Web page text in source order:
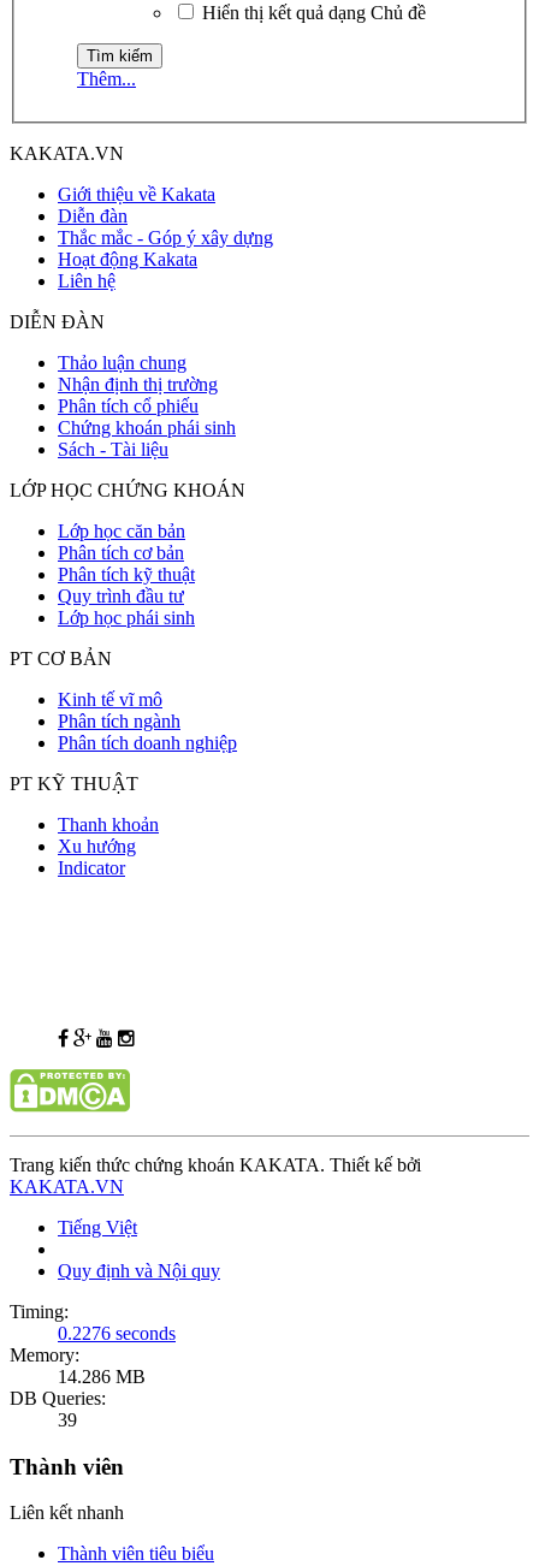
Hiển thị kết quả dạng Chủ đề
Thêm...
KAKATA.VN
Giới thiệu về Kakata
Diễn đàn
Thắc mắc - Góp ý xây dựng
Hoạt động Kakata
Liên hệ
DIỄN ĐÀN
Thảo luận chung
Nhận định thị trường
Phân tích cổ phiếu
Chứng khoán phái sinh
Sách - Tài liệu
LỚP HỌC CHỨNG KHOÁN
Lớp học căn bản
Phân tích cơ bản
Phân tích kỹ thuật
Quy trình đầu tư
Lớp học phái sinh
PT CƠ BẢN
Kinh tế vĩ mô
Phân tích ngành
Phân tích doanh nghiệp
PT KỸ THUẬT
Thanh khoản
Xu hướng
Indicator
Trang kiến thức chứng khoán KAKATA. Thiết kế bởi
KAKATA.VN
Tiếng Việt
Quy định và Nội quy
Timing:
0.2276 seconds
Memory:
14.286 MB
DB Queries:
39
Thành viên
Liên kết nhanh
Thành viên tiêu biểu